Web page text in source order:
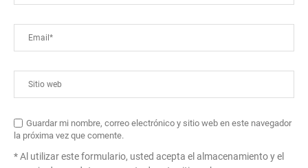
Guardar mi nombre, correo electrónico y sitio web en este navegador
la próxima vez que comente.
* Al utilizar este formulario, usted acepta el almacenamiento y el